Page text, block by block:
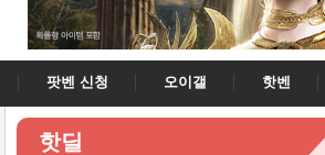
팟벤 신청 오이갤 핫벤
핫딜